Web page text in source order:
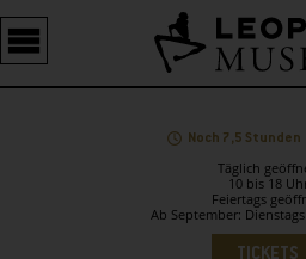
Barrierefreie
Bedienung
der
Noch 7,5
Täglich
10 bis 18
Feiertags
Ab September:
TICKETS